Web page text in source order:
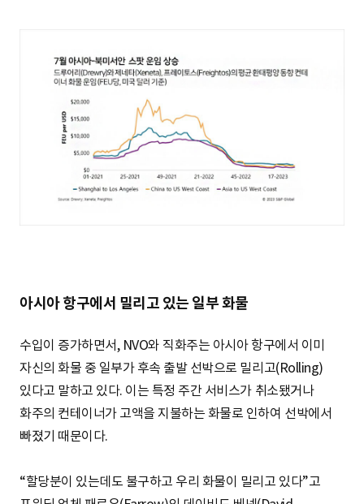
아시아 항구에서 밀리고 있는 일부 화물
수입이 증가하면서, NVO와 직화주는 아시아 항구에서 이미
자신의 화물 중 일부가 후속 출발 선박으로 밀리고(Rolling)
있다고 말하고 있다. 이는 특정 주간 서비스가 취소됐거나
화주의 컨테이너가 고액을 지불하는 화물로 인하여 선박에서
빠졌기 때문이다.
“할당분이 있는데도 불구하고 우리 화물이 밀리고 있다”고